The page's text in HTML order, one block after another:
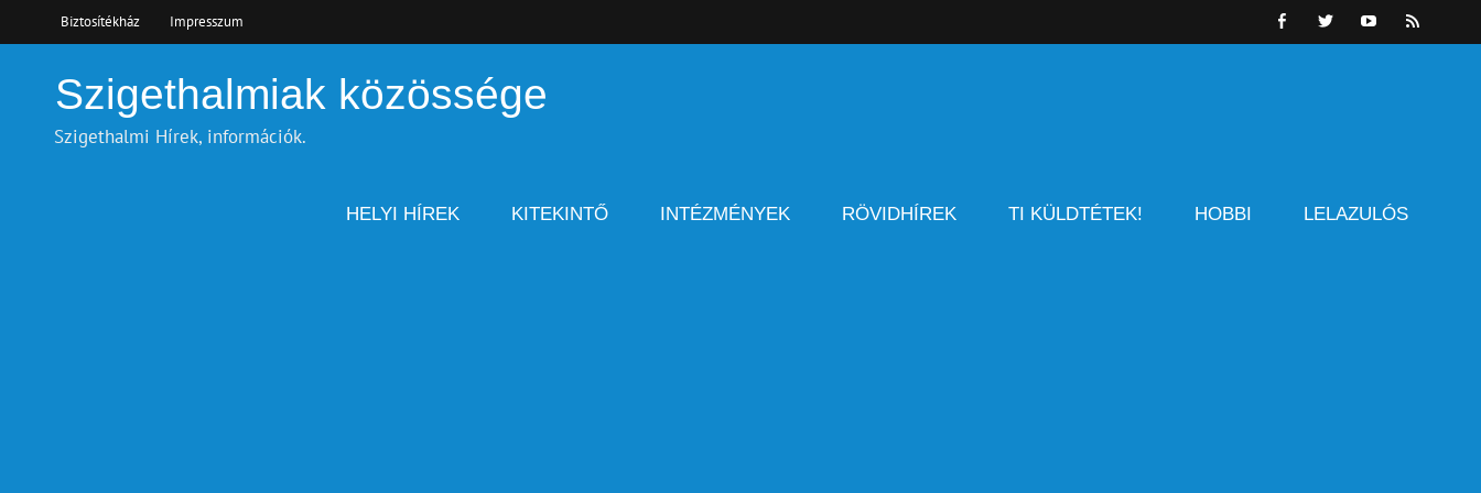
content
Biztosítékház Impresszum
Szigethalmiak közössége
Szigethalmi Hírek, információk.
HELYI HÍREK KITEKINTŐ INTÉZMÉNYEK RÖVIDHÍREK TI KÜLDTÉTEK! HOBBI LELAZULÓS